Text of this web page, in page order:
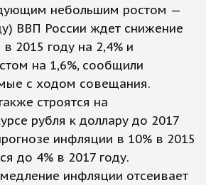
небольшим ростом —
ВВП России ждет снижение
2015 году на 2,4% и
на 1,6%, сообщили
с ходом совещания.
строятся на
рубля к доллару до 2017
инфляции в 10% в 2015
до 4% в 2017 году.
инфляции отсеивает